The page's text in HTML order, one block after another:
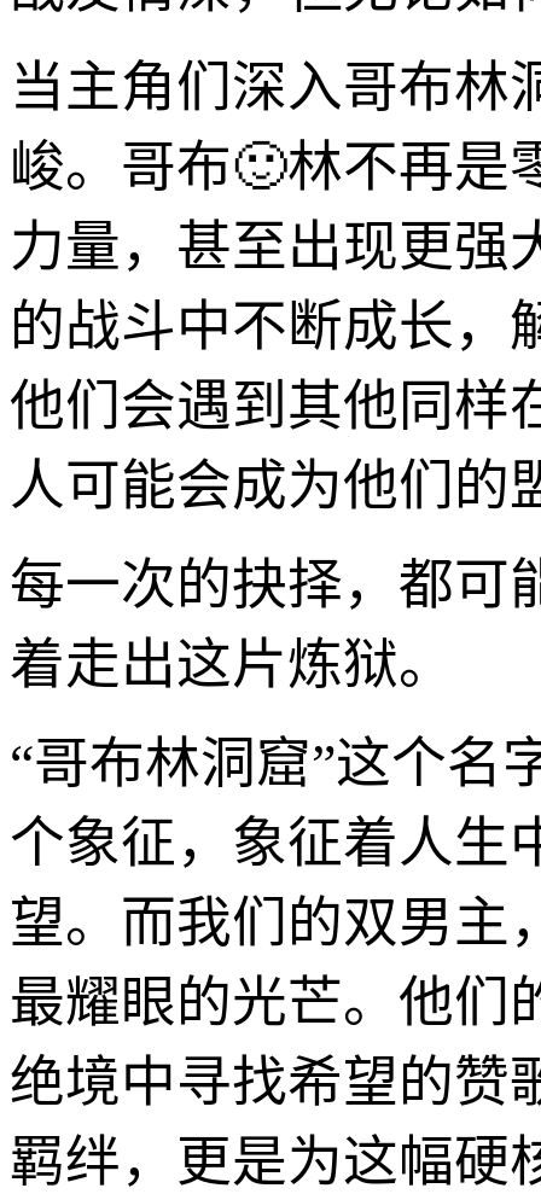
当主角们深入哥布林
峻。哥布🙂林不再是
力量，甚至出现更强
的战斗中不断成长，
他们会遇到其他同样
人可能会成为他们的
每一次的抉择，都可
着走出这片炼狱。
“哥布林洞窟”这个名
个象征，象征着人生
望。而我们的双男主
最耀眼的光芒。他们
绝境中寻找希望的赞
羁绊，更是为这幅硬